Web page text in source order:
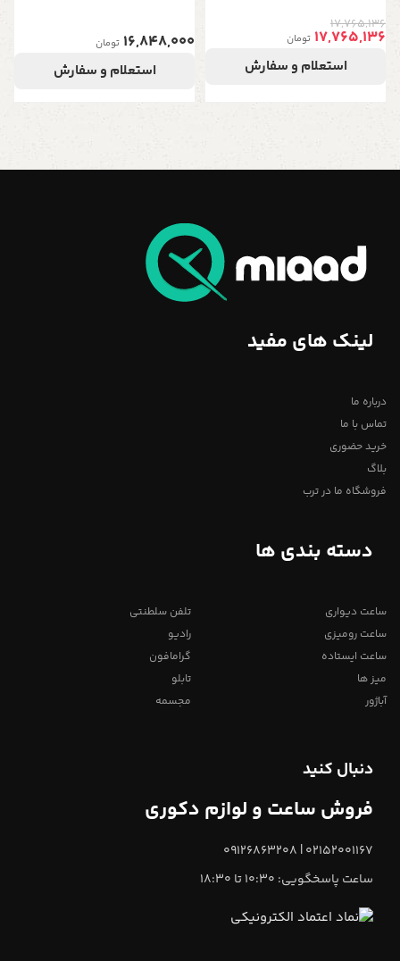
17,765,136
17,765,136 تومان
استعلام و سفارش
16,848,000 تومان
استعلام و سفارش
لینک های مفید
درباره ما
تماس با ما
خرید حضوری
بلاگ
فروشگاه ما در ترب
دسته بندی ها
ساعت دیواری
ساعت رومیزی
ساعت ایستاده
میز ها
آباژور
تلفن سلطنتی
رادیو
گرامافون
تابلو
مجسمه
دنبال کنید
فروش ساعت و لوازم دکوری
02152001167 | 09126863208
ساعت پاسخگویی: 10:30 تا 18:30